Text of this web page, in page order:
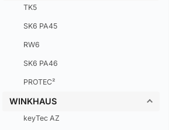
TK5
SK6 PA45
RW6
SK6 PA46
PROTEC²
WINKHAUS
keyTec AZ